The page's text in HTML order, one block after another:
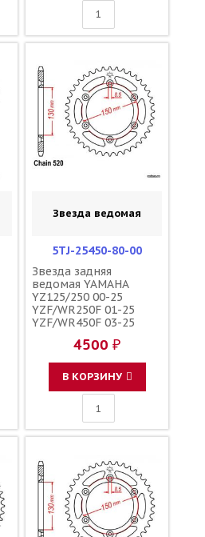
Звезда ведомая
5TJ-25450-80-00
Звезда задняя
ведомая YAMAHA
YZ125/250 00-25
YZF/WR250F 01-25
YZF/WR450F 03-25
зубов 50 / YAMAHA
JTR251 B2W-25450-00-
4500 ₽
В КОРЗИНУ